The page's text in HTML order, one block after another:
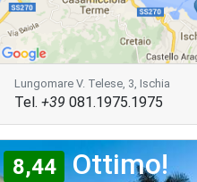
Lungomare V. Telese, 3, Ischia
Tel. +39 081.1975.1975
8,44 Ottimo!